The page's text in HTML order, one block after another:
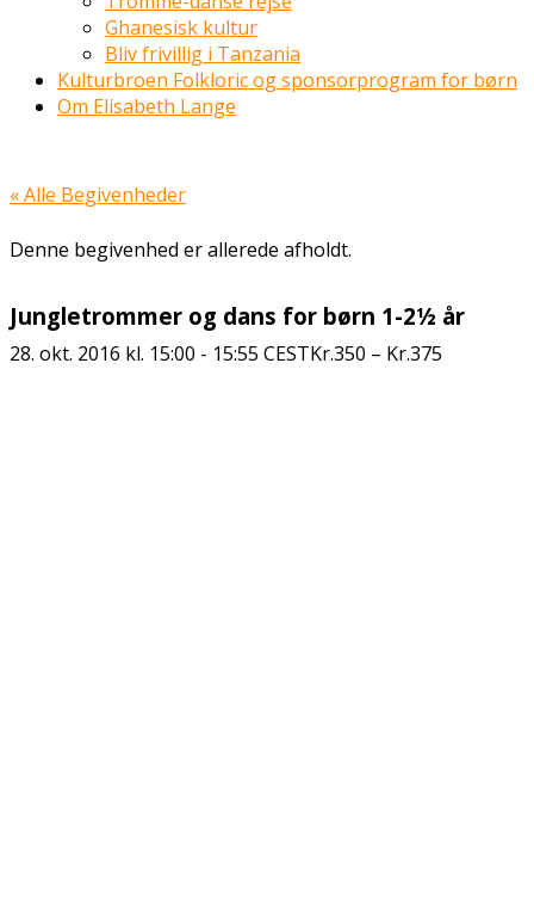
Ghanesisk kultur
Bliv frivillig i Tanzania
Kulturbroen Folkloric og sponsorprogram for børn
Om Elisabeth Lange
« Alle Begivenheder
Denne begivenhed er allerede afholdt.
Jungletrommer og dans for børn 1-2½ år
28. okt. 2016 kl. 15:00 - 15:55 CESTKr.350 – Kr.375